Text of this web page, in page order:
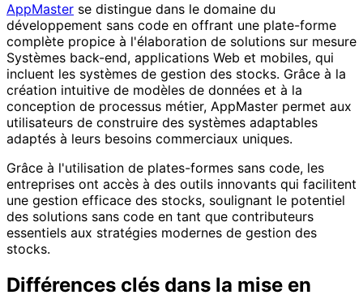
AppMaster se distingue dans le domaine du
développement sans code en offrant une plate-forme
complète propice à l'élaboration de solutions sur mesure
Systèmes back-end, applications Web et mobiles, qui
incluent les systèmes de gestion des stocks. Grâce à la
création intuitive de modèles de données et à la
conception de processus métier, AppMaster permet aux
utilisateurs de construire des systèmes adaptables
adaptés à leurs besoins commerciaux uniques.
Grâce à l'utilisation de plates-formes sans code, les
entreprises ont accès à des outils innovants qui facilitent
une gestion efficace des stocks, soulignant le potentiel
des solutions sans code en tant que contributeurs
essentiels aux stratégies modernes de gestion des
stocks.
Différences clés dans la mise en